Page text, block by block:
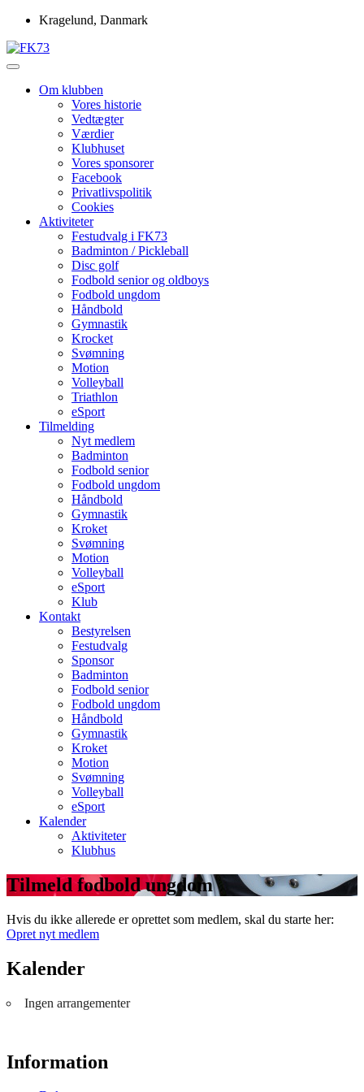
Skip
content
Kragelund, Danmark
FK73
Om klubben
Vores historie
Vedtægter
Værdier
Klubhuset
Vores sponsorer
Facebook
Privatlivspolitik
Cookies
Aktiviteter
Festudvalg i FK73
Badminton / Pickleball
Disc golf
Fodbold senior og oldboys
Fodbold ungdom
Håndbold
Gymnastik
Krocket
Svømning
Motion
Volleyball
Triathlon
eSport
Tilmelding
Nyt medlem
Badminton
Fodbold senior
Fodbold ungdom
Håndbold
Gymnastik
Kroket
Svømning
Motion
Volleyball
eSport
Klub
Kontakt
Bestyrelsen
Festudvalg
Sponsor
Badminton
Fodbold senior
Fodbold ungdom
Håndbold
Gymnastik
Kroket
Motion
Svømning
Volleyball
eSport
Kalender
Aktiviteter
Klubhus
Tilmeld fodbold ungdom
Hvis du ikke allerede er oprettet som medlem, skal du starte her:
Opret nyt medlem
Kalender
Ingen arrangementer
Information